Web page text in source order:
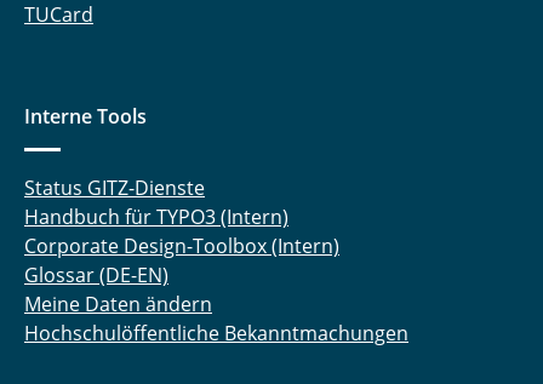
TUCard
Interne Tools
Status GITZ-Dienste
Handbuch für TYPO3 (Intern)
Corporate Design-Toolbox (Intern)
Glossar (DE-EN)
Meine Daten ändern
Hochschulöffentliche Bekanntmachungen